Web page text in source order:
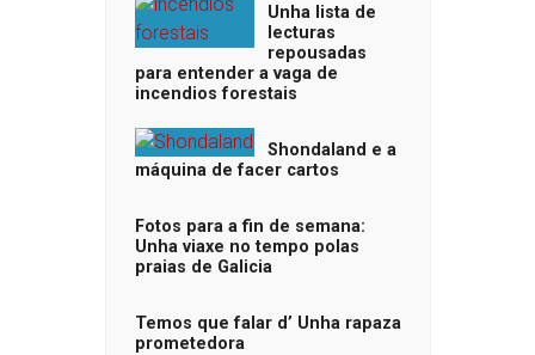
Unha lista de
lecturas
repousadas
para entender a vaga de
incendios forestais
Shondaland e a
máquina de facer cartos
Fotos para a fin de semana:
Unha viaxe no tempo polas
praias de Galicia
Temos que falar d’ Unha rapaza
prometedora